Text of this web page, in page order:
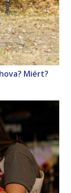
Miért?